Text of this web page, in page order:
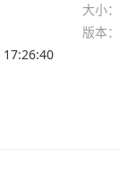
大小：
版本：